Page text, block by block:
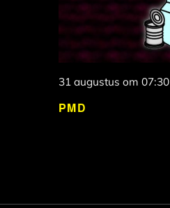
PMD
31 augustus om 07:30